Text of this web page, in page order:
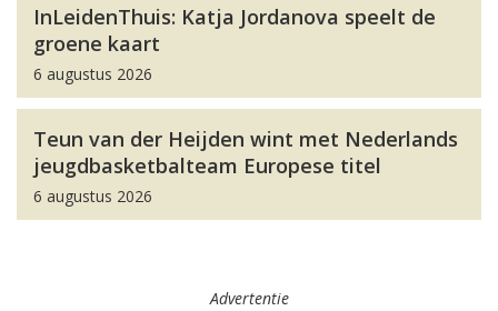
InLeidenThuis: Katja Jordanova speelt de
groene kaart
6 augustus 2026
Teun van der Heijden wint met Nederlands
jeugdbasketbalteam Europese titel
6 augustus 2026
Advertentie